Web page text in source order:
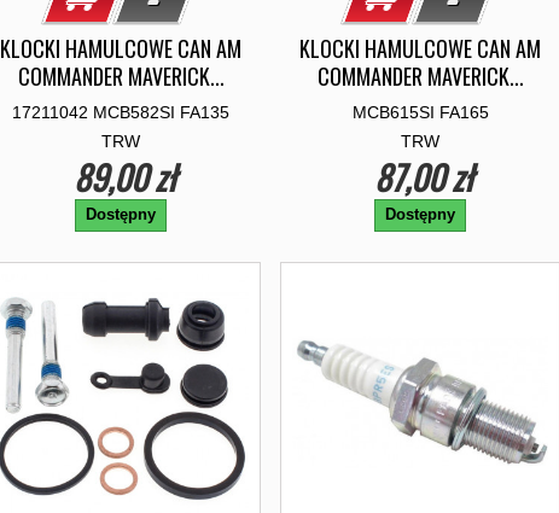
KLOCKI HAMULCOWE CAN AM
COMMANDER MAVERICK...
17211042 MCB582SI FA135
TRW
89,00 zł
Dostępny
KLOCKI HAMULCOWE CAN AM
COMMANDER MAVERICK...
MCB615SI FA165
TRW
87,00 zł
Dostępny